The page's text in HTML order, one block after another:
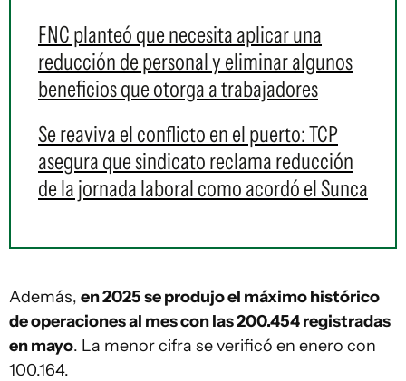
FNC planteó que necesita aplicar una
reducción de personal y eliminar algunos
beneficios que otorga a trabajadores
Se reaviva el conflicto en el puerto: TCP
asegura que sindicato reclama reducción
de la jornada laboral como acordó el Sunca
Además, en 2025 se produjo el máximo histórico
de operaciones al mes con las 200.454 registradas
en mayo. La menor cifra se verificó en enero con
100.164.